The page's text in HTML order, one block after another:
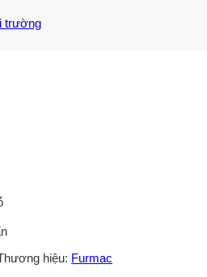
trường
hiệu: Furmac